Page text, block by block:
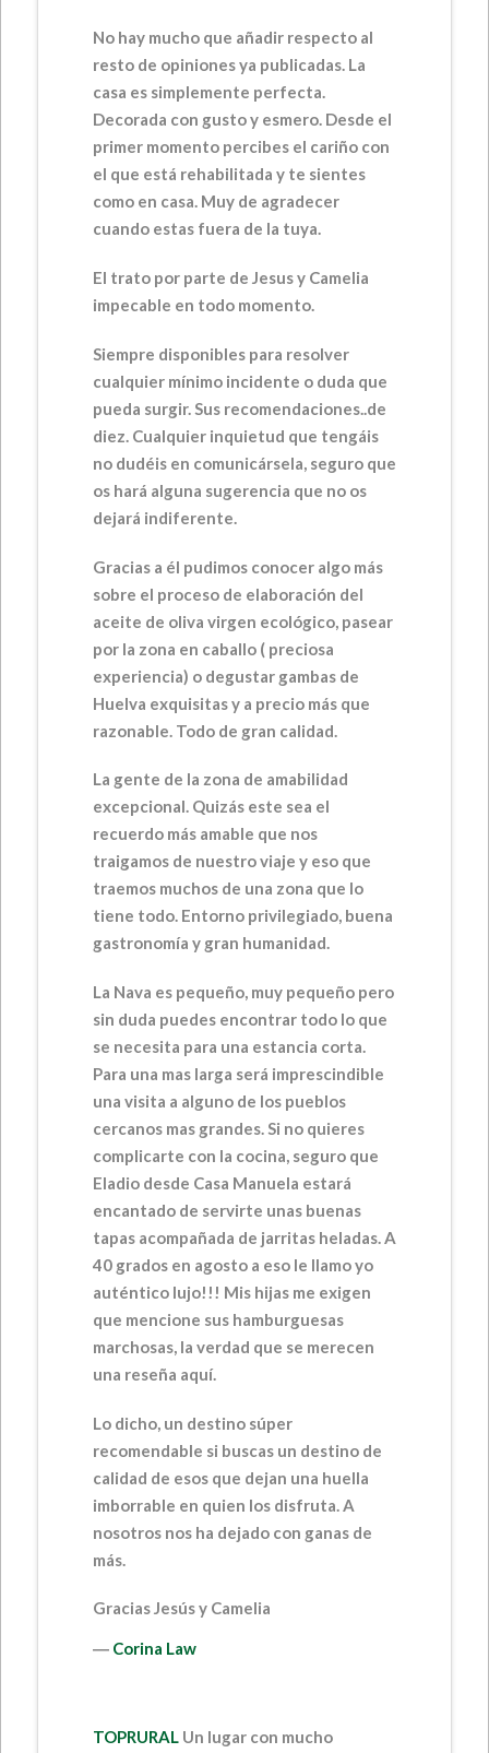
No hay mucho que añadir respecto al
resto de opiniones ya publicadas. La
casa es simplemente perfecta.
Decorada con gusto y esmero. Desde el
primer momento percibes el cariño con
el que está rehabilitada y te sientes
como en casa. Muy de agradecer
cuando estas fuera de la tuya.
El trato por parte de Jesus y Camelia
impecable en todo momento.
Siempre disponibles para resolver
cualquier mínimo incidente o duda que
pueda surgir. Sus recomendaciones..de
diez. Cualquier inquietud que tengáis
no dudéis en comunicársela, seguro que
os hará alguna sugerencia que no os
dejará indiferente.
Gracias a él pudimos conocer algo más
sobre el proceso de elaboración del
aceite de oliva virgen ecológico, pasear
por la zona en caballo ( preciosa
experiencia) o degustar gambas de
Huelva exquisitas y a precio más que
razonable. Todo de gran calidad.
La gente de la zona de amabilidad
excepcional. Quizás este sea el
recuerdo más amable que nos
traigamos de nuestro viaje y eso que
traemos muchos de una zona que lo
tiene todo. Entorno privilegiado, buena
gastronomía y gran humanidad.
La Nava es pequeño, muy pequeño pero
sin duda puedes encontrar todo lo que
se necesita para una estancia corta.
Para una mas larga será imprescindible
una visita a alguno de los pueblos
cercanos mas grandes. Si no quieres
complicarte con la cocina, seguro que
Eladio desde Casa Manuela estará
encantado de servirte unas buenas
tapas acompañada de jarritas heladas. A
40 grados en agosto a eso le llamo yo
auténtico lujo!!! Mis hijas me exigen
que mencione sus hamburguesas
marchosas, la verdad que se merecen
una reseña aquí.
Lo dicho, un destino súper
recomendable si buscas un destino de
calidad de esos que dejan una huella
imborrable en quien los disfruta. A
nosotros nos ha dejado con ganas de
más.
Gracias Jesús y Camelia
― Corina Law
TOPRURALUn lugar con mucho